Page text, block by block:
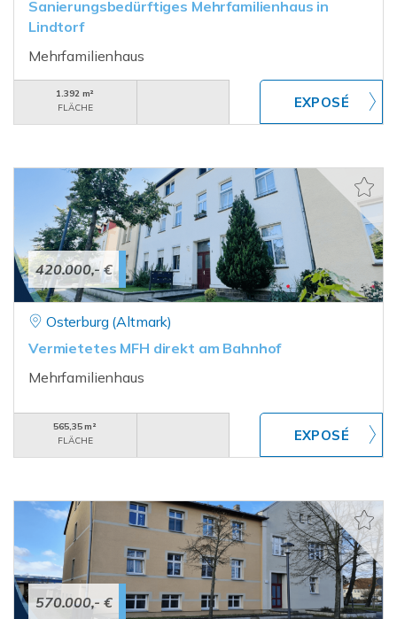
Sanierungsbedürftiges Mehrfamilienhaus in
Lindtorf
Mehrfamilienhaus
1.392 m²
FLÄCHE
420.000,- €
Osterburg (Altmark)
Vermietetes MFH direkt am Bahnhof
Mehrfamilienhaus
565,35 m²
FLÄCHE
570.000,- €